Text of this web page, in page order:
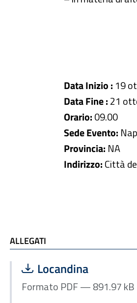
Data Inizio : 19
Data Fine :21
Orario:09.00
Sede Evento:
Provincia: NA
Indirizzo:Città
ALLEGATI
ALLEGATI
Scarica file:
Locandina
Formato PDF — 891.97 kB